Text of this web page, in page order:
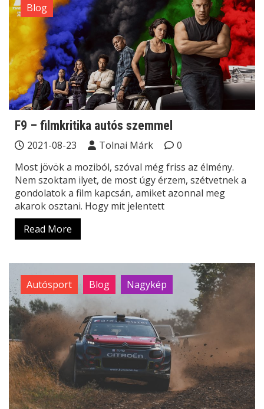
Blog
F9 – filmkritika autós szemmel
2021-08-23 Tolnai Márk
0
Most jövök a moziból, szóval még friss az élmény.
Nem szoktam ilyet, de most úgy érzem, szétvetnek a
gondolatok a film kapcsán, amiket azonnal meg
akarok osztani. Hogy mit jelentett
Read More
Autósport Blog Nagykép